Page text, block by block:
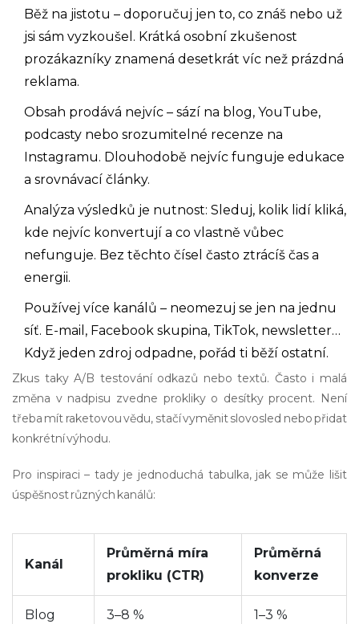
Běž na jistotu – doporučuj jen to, co znáš nebo už
jsi sám vyzkoušel. Krátká osobní zkušenost
prozákazníky znamená desetkrát víc než prázdná
reklama.
Obsah prodává nejvíc – sází na blog, YouTube,
podcasty nebo srozumitelné recenze na
Instagramu. Dlouhodobě nejvíc funguje edukace
a srovnávací články.
Analýza výsledků je nutnost: Sleduj, kolik lidí kliká,
kde nejvíc konvertují a co vlastně vůbec
nefunguje. Bez těchto čísel často ztrácíš čas a
energii.
Používej více kanálů – neomezuj se jen na jednu
síť. E-mail, Facebook skupina, TikTok, newsletter…
Když jeden zdroj odpadne, pořád ti běží ostatní.
Zkus taky A/B testování odkazů nebo textů. Často i malá
změna v nadpisu zvedne prokliky o desítky procent. Není
třeba mít raketovou vědu, stačí vyměnit slovosled nebo přidat
konkrétní výhodu.
Pro inspiraci – tady je jednoduchá tabulka, jak se může lišit
úspěšnost různých kanálů:
Kanál
Průměrná míra
prokliku (CTR)
Průměrná
konverze
Blog 3–8 % 1–3 %